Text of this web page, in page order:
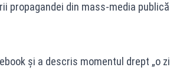
propagandei din mass-media publică
și a descris momentul drept „o zi